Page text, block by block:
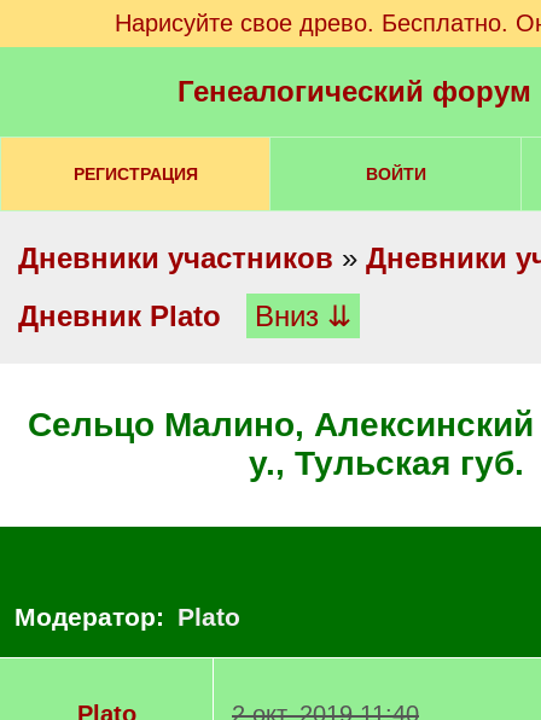
Нарисуйте свое древо. Бесплатно.
Генеалогический
РЕГИСТРАЦИЯ ВОЙТИ
Дневники участников » Дневники
Дневник Plato
Вниз ⇊
Сельцо Малино,
у., Тульская губ.
Модератор: Plato
Plato
2 окт. 2019 11:40